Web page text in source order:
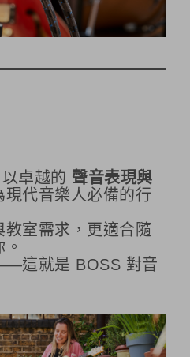
卓越的 聲音表現與
現代音樂人必備的行
室需求，更適合隨
這就是 BOSS 對音